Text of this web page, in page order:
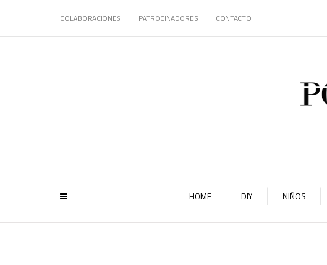
COLABORACIONES PATROCINADORES CONTACTO
HOME DIY NIÑOS